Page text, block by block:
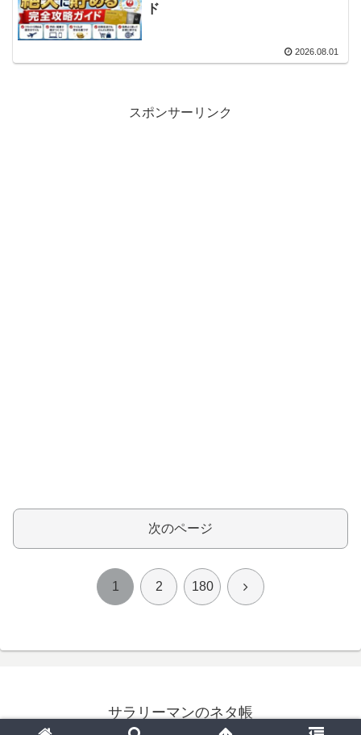
ド
2026.08.01
スポンサーリンク
次のページ
1 2 180 次
サラリーマンのネタ帳